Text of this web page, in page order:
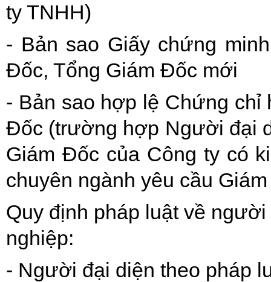
ty TNHH)
- Bản sao Giấy chứng
Đốc, Tổng Giám Đốc mới
- Bản sao hợp lệ Chứng chỉ
Đốc (trường hợp Người đại
Giám Đốc của Công ty có
chuyên ngành yêu cầu
Quy định pháp luật về
nghiệp:
- Người đại diện theo pháp